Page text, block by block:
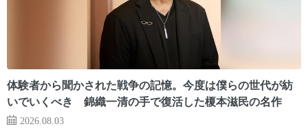
体験者から聞かされた戦争の記憶。今度は僕らの世代が紡
いでいくべき 錦織一清の手で復活した榎本滋民の名作
2026.08.03